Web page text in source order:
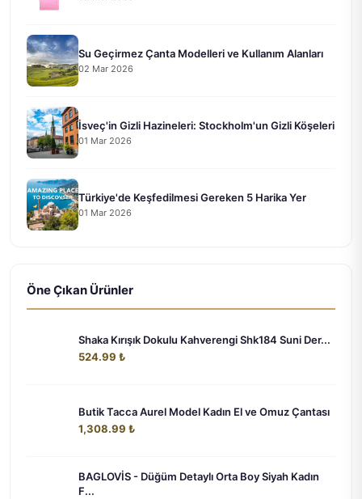
Su Geçirmez Çanta Modelleri ve Kullanım Alanları
02 Mar 2026
İsveç'in Gizli Hazineleri: Stockholm'un Gizli Köşeleri
01 Mar 2026
Türkiye'de Keşfedilmesi Gereken 5 Harika Yer
01 Mar 2026
Öne Çıkan Ürünler
Shaka Kırışık Dokulu Kahverengi Shk184 Suni Der...
524.99 ₺
Butik Tacca Aurel Model Kadın El ve Omuz Çantası
1,308.99 ₺
BAGLOVİS - Düğüm Detaylı Orta Boy Siyah Kadın
F...